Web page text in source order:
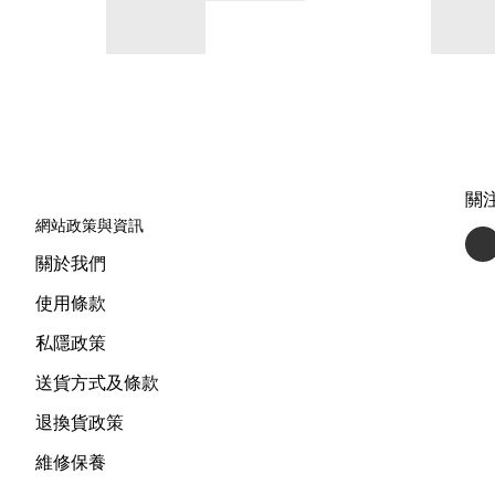
網站政策與資訊
關於我們
使用條款
私隱政策
送貨方式及條款
退換貨政策
維修保養
關